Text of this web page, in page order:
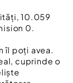
10.059
0.
îl poți avea.
cuprinde o